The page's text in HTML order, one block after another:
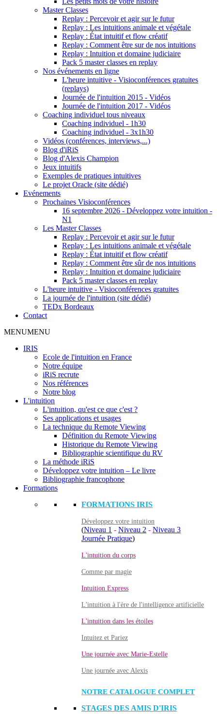
Master Classes
Replay : Percevoir et agir sur le futur
Replay : Les intuitions animale et végétale
Replay : État intuitif et flow créatif
Replay : Comment être sur de nos intuitions
Replay : Intuition et domaine judiciaire
Pack 5 master classes en replay
Nos événements en ligne
L'heure intuitive - Visioconférences gratuites
(replays)
Journée de l'intuition 2015 - Vidéos
Journée de l'intuition 2017 - Vidéos
Coaching individuel tous niveaux
Coaching individuel - 1h30
Coaching individuel - 3x1h30
Vidéos (conférences, interviews,...)
Blog d'iRiS
Blog d'Alexis Champion
Jeux intuitifs
Exemples de pratiques intuitives
Le projet Oracle (site dédié)
Evénements
Prochaines Visioconférences
16 septembre 2026 - Développez votre intuition -
N1
Les Master Classes
Replay : Percevoir et agir sur le futur
Replay : Les intuitions animale et végétale
Replay : État intuitif et flow créatif
Replay : Comment être sûr de nos intuitions
Replay : Intuition et domaine judiciaire
Pack 5 master classes en replay
L'heure intuitive - Visioconférences gratuites
La journée de l'intuition (site dédié)
TEDx Bordeaux
Contact
MENUMENU
IRIS
Ecole de l'intuition en France
Notre équipe
iRiS recrute
Nos références
Notre blog
L'intuition
L'intuition, qu'est ce que c'est ?
Ses applications et usages
La technique du Remote Viewing
Définition du Remote Viewing
Historique du Remote Viewing
Bibliographie scientifique du RV
La méthode iRiS
Développez votre intuition – Le livre
Bibliographie francophone
Formations
FORMATIONS IRIS
Développez votre intuition
(Niveau 1 - Niveau 2 - Niveau 3
Journée Pratique)
L'intuition du corps
Comme par magie
Intuition Express
L'intuition à l'ère de l'intelligence artificielle
L'intuition dans les étoiles
Intuitez et Pariez
Une journée avec Marie-Estelle
Une journée avec Alexis
NOTRE CATALOGUE COMPLET
STAGES DES AMIS D'IRIS